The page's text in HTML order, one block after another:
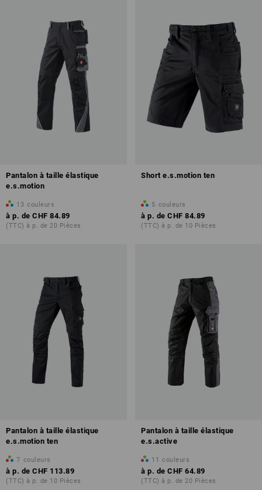
Pantalon à taille élastique
e.s.motion
13 couleurs
à p. de CHF 84.89
(TTC) à p. de 20 Pièces
Short e.s.motion ten
5 couleurs
à p. de CHF 84.89
(TTC) à p. de 10 Pièces
Pantalon à taille élastique
e.s.motion ten
7 couleurs
à p. de CHF 113.89
(TTC) à p. de 10 Pièces
Pantalon à taille élastique
e.s.active
11 couleurs
à p. de CHF 64.89
(TTC) à p. de 20 Pièces